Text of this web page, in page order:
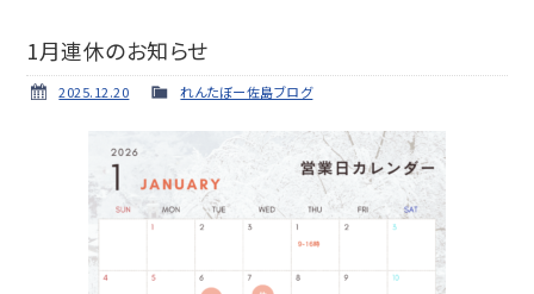
1月連休のお知らせ
2025.12.20 れんたぼー佐島ブログ